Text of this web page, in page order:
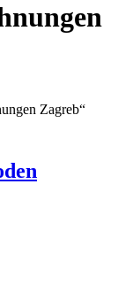
Zagreb“